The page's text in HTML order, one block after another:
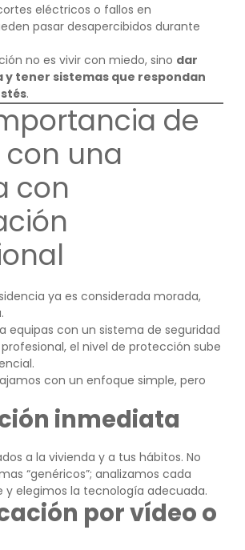
eléctricos o fallos en
pasar desapercibidos durante
no es vivir con miedo, sino dar
y tener sistemas que respondan
.
de
una
con
ya es considerada morada,
equipas con un sistema de seguridad
el nivel de protección sube
con un enfoque simple, pero
inmediata
a la vivienda y a tus hábitos. No
“genéricos”; analizamos cada
y elegimos la tecnología adecuada.
por vídeo o